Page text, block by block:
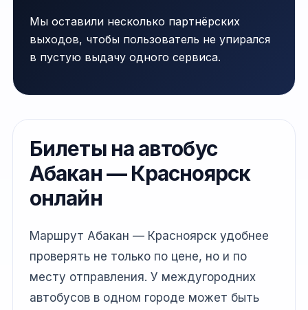
Мы оставили несколько партнёрских
выходов, чтобы пользователь не упирался
в пустую выдачу одного сервиса.
Билеты на автобус
Абакан — Красноярск
онлайн
Маршрут Абакан — Красноярск удобнее
проверять не только по цене, но и по
месту отправления. У междугородних
автобусов в одном городе может быть